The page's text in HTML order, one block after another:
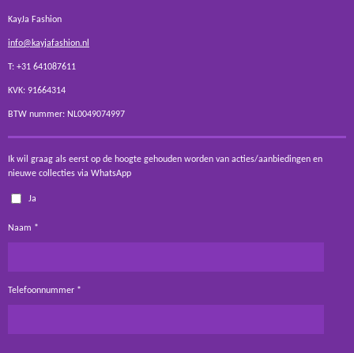
KayJa Fashion
info@kayjafashion.nl
T: +31 641087611
KVK: 91664314
BTW nummer: NL0049074997
Ik wil graag als eerst op de hoogte gehouden worden van acties/aanbiedingen en
nieuwe collecties via WhatsApp
Ja
Naam *
Telefoonnummer *